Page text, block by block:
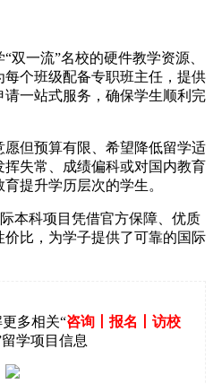
一流”名校的硬件教学资源、
个班级配备专职班主任，提供
一站式服务，确保学生顺利完
但预算有限、希望降低留学适
失常、成绩偏科或对国内教育
提升学历层次的学生。
科项目凭借官方保障、优质
比，为学子提供了可靠的国际
多相关“咨询丨报名丨访校
留学项目信息